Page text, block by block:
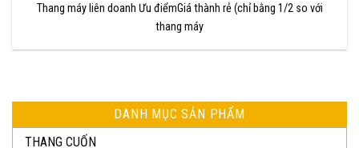
Thang máy liên doanh Ưu điểmGiá thành rẻ (chỉ bằng 1/2 so với
thang máy
DANH MỤC SẢN PHẨM
THANG CUỐN